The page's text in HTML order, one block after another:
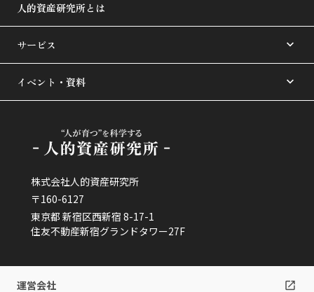
人的資産研究所とは
サービス
イベント・資料
株式会社人的資産研究所
〒160-6127
東京都 新宿区西新宿 8-17-1
住友不動産新宿グランドタワー27F
運営会社